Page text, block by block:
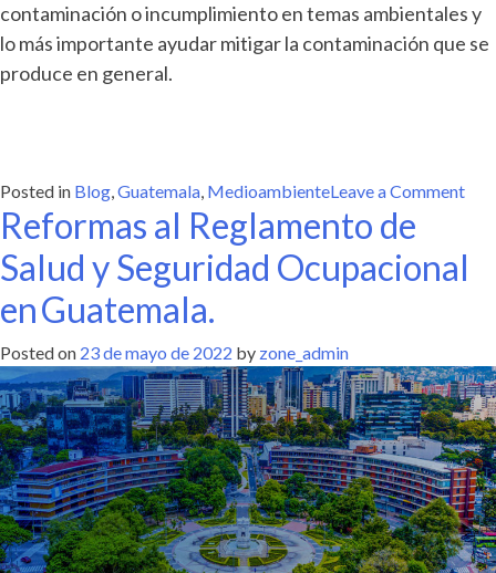
contaminación o incumplimiento en temas ambientales y
lo más importante ayudar mitigar la contaminación que se
produce en general.
Posted in Blog,Guatemala, MedioambienteLeave a Commenton
de
8
Reformas al Reglamento de
Salud y Seguridad Ocupacional
en Guatemala.
Posted on 23 de mayo de 2022 by zone_admin